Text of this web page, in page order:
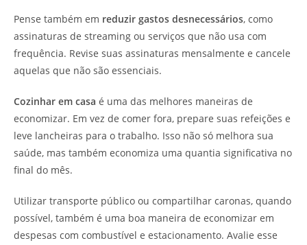
Pense também em reduzir gastos desnecessários, como
assinaturas de streaming ou serviços que não usa com
frequência. Revise suas assinaturas mensalmente e cancele
aquelas que não são essenciais.
Cozinhar em casa é uma das melhores maneiras de
economizar. Em vez de comer fora, prepare suas refeições e
leve lancheiras para o trabalho. Isso não só melhora sua
saúde, mas também economiza uma quantia significativa no
final do mês.
Utilizar transporte público ou compartilhar caronas, quando
possível, também é uma boa maneira de economizar em
despesas com combustível e estacionamento. Avalie esse